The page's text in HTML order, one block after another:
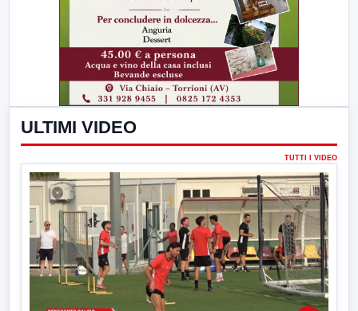
ULTIMI VIDEO
TUTTI I VIDEO